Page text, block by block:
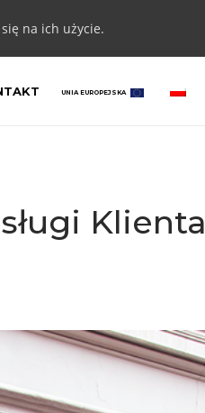
na ich użycie.
UNIA EUROPEJSKA
Klienta